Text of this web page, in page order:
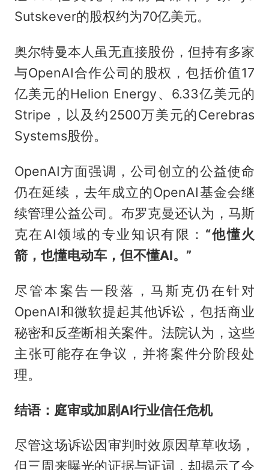
Sutskever的股权约为70亿美元。
奥尔特曼本人虽无直接股份，但持有多家
与OpenAI合作公司的股权，包括价值17
亿美元的Helion Energy、6.33亿美元的
Stripe，以及约2500万美元的Cerebras
Systems股份。
OpenAI方面强调，公司创立的公益使命
仍在延续，去年成立的OpenAI基金会继
续管理公益公司。布罗克曼还认为，马斯
克在AI领域的专业知识有限： “他懂火
箭，也懂电动车，但不懂AI。”
尽管本案告一段落，马斯克仍在针对
OpenAI和微软提起其他诉讼，包括商业
秘密和反垄断相关案件。法院认为，这些
主张可能存在争议，并将案件分阶段处
理。
结语：庭审或加剧AI行业信任危机
尽管这场诉讼因审判时效原因草草收场，
但三周来曝光的证据与证词，却揭示了令